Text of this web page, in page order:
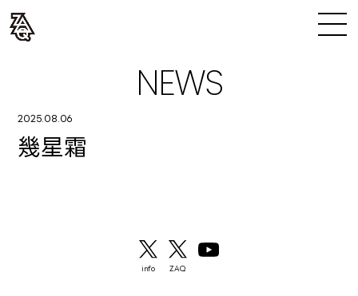
NEWS
2025.08.06
幾星霜
info ZAQ